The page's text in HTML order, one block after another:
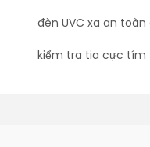
đèn UVC xa an
kiểm tra tia cực tím